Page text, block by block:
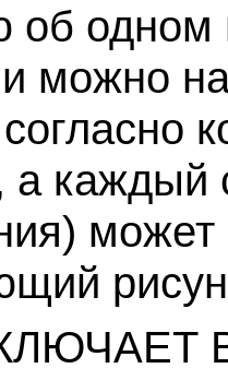
одном
можно
а